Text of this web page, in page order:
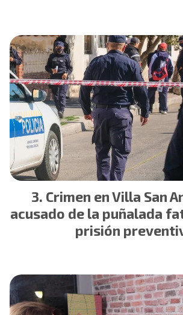
Crimen en Villa San
acusado de la puñalada
prisión